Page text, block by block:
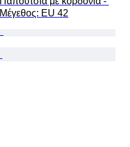
Mέγεθος: EU 42